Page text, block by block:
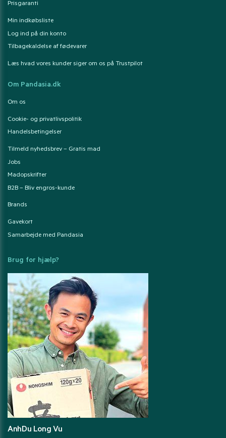
Prisgaranti
Min indkøbsliste
Log ind på din konto
Tilbagekaldelse af fødevarer
Læs hvad vores kunder siger om os på Trustpilot
Om Pandasia.dk
Om os
Cookie- og privatlivspolitik
Handelsbetingelser
Tilmeld nyhedsbrev – Gratis mad
Jobs
Madopskrifter
B2B – Bliv engros-kunde
Brands
Gavekort
Samarbejde med Pandasia
Brug for hjælp?
AnhDu Long Vu